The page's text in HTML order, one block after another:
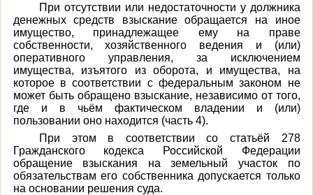
При отсутствии или недостаточности у должника
денежных средств взыскание обращается на иное
имущество, принадлежащее ему на праве
собственности, хозяйственного ведения и (или)
оперативного управления, за исключением
имущества, изъятого из оборота, и имущества, на
которое в соответствии с федеральным законом не
может быть обращено взыскание, независимо от того,
где и в чьём фактическом владении и (или)
пользовании оно находится (часть 4).
При этом в соответствии со статьёй 278
Гражданского кодекса Российской Федерации
обращение взыскания на земельный участок по
обязательствам его собственника допускается только
на основании решения суда.